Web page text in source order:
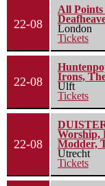
22-08
All Points
London
Tickets
22-08
Irons,
Ulft
Tickets
22-08
Worship,
Modder,
Utrecht
Tickets